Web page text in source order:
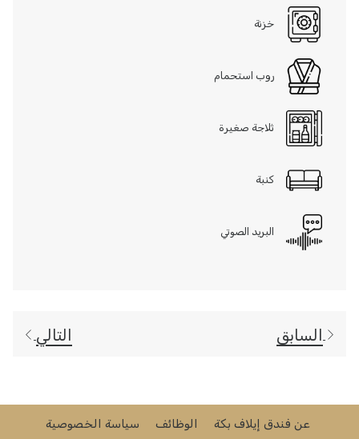
خزنة
روب استحمام
ثلاجة صغيرة
كنبة
البريد الصوتي
السابق التالي
عن فندق إيلاف بكة الوظائف
سياسة الخصوصية